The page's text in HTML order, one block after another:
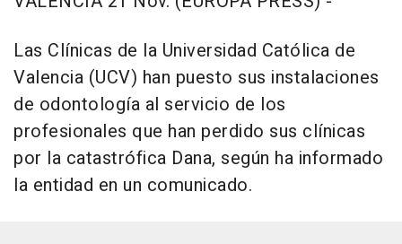
Las Clínicas de la Universidad Católica de
Valencia (UCV) han puesto sus instalaciones
de odontología al servicio de los
profesionales que han perdido sus clínicas
por la catastrófica Dana, según ha informado
la entidad en un comunicado.